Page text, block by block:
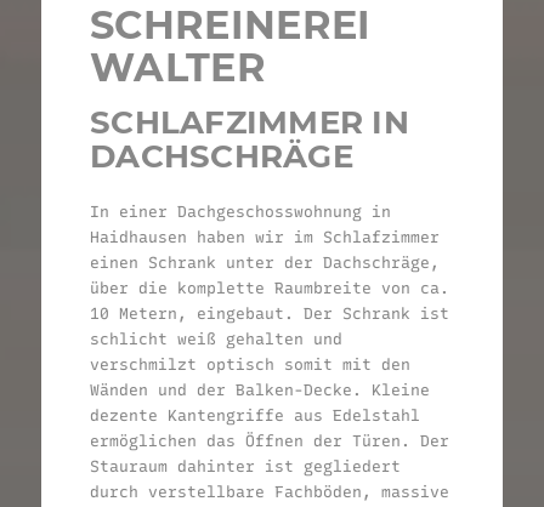
SCHREINEREI
WALTER
SCHLAFZIMMER IN
DACHSCHRÄGE
In einer Dachgeschosswohnung in
Haidhausen haben wir im Schlafzimmer
einen Schrank unter der Dachschräge,
über die komplette Raumbreite von ca.
10 Metern, eingebaut. Der Schrank ist
schlicht weiß gehalten und
verschmilzt optisch somit mit den
Wänden und der Balken-Decke. Kleine
dezente Kantengriffe aus Edelstahl
ermöglichen das Öffnen der Türen. Der
Stauraum dahinter ist gegliedert
durch verstellbare Fachböden, massive